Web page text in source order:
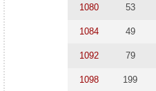
1080 53
1084 49
1092 79
1098 199